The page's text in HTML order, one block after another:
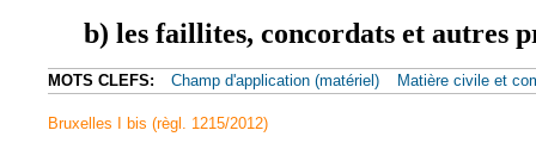
b) les faillites, concordats et autres
MOTS CLEFS: Champ d'application (matériel) Matière civile et
Bruxelles I bis (règl. 1215/2012)